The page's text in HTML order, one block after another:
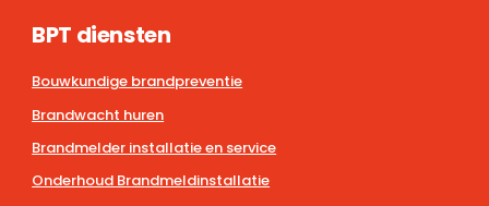
BPT diensten
Bouwkundige brandpreventie
Brandwacht huren
Brandmelder installatie en service
Onderhoud Brandmeldinstallatie